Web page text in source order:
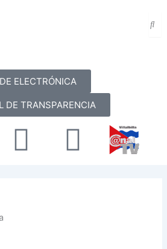
ELECTRÓNICA
DE TRANSPARENCIA
Youtube